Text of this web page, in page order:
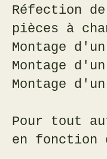
Réfection
pièces à
Montage
Montage
Montage
Pour tout
en fonction